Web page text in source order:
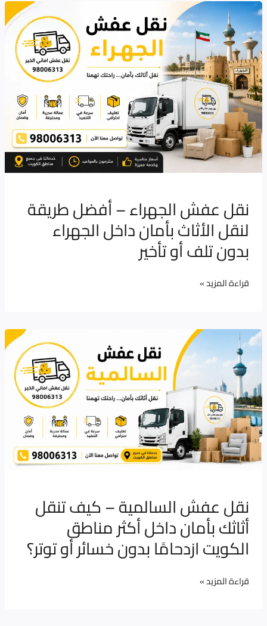
نقل عفش الجهراء – أفضل طريقة
لنقل الأثاث بأمان داخل الجهراء
بدون تلف أو تأخير
نقل
عفش
الجهراء
–
أفضل
طريقة
لنقل
الأثاث
بأمان
داخل
بدون
تلف
أو
تأخير
قراءة المزيد »
نقل عفش السالمية – كيف تنقل
أثاثك بأمان داخل أكثر مناطق
الكويت ازدحامًا بدون خسائر أو توتر؟
نقل
عفش
السالمية
–
كيف
تنقل
أثاثك
بأمان
مناطق
الكويت
ازدحامًا
خسائر
قراءة المزيد »